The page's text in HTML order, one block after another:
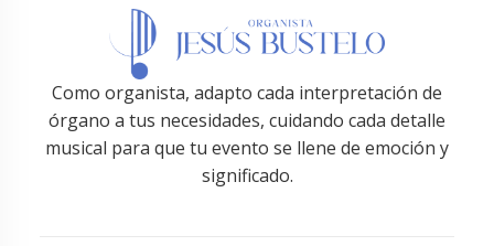
Como organista, adapto cada interpretación de
órgano a tus necesidades, cuidando cada detalle
musical para que tu evento se llene de emoción y
significado.